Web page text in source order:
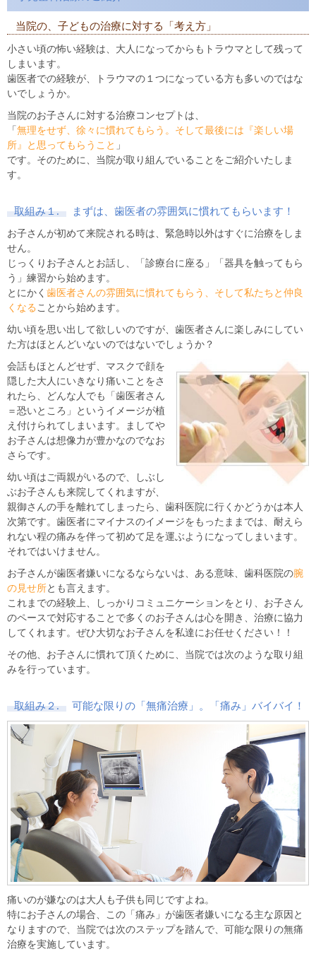
当院の、子どもの治療に対する「考え方」
小さい頃の怖い経験は、大人になってからもトラウマとして残って
しまいます。
歯医者での経験が、トラウマの１つになっている方も多いのではな
いでしょうか。
当院のお子さんに対する治療コンセプトは、
「 無理をせず、徐々に慣れてもらう。そして最後には『楽しい場
所』と思ってもらうこと 」
です。そのために、当院が取り組んでいることをご紹介いたしま
す。
取組み１.
まずは、歯医者の雰囲気に慣れてもらいます！
お子さんが初めて来院される時は、緊急時以外はすぐに治療をしま
せん。
じっくりお子さんとお話し、「診療台に座る」「器具を触ってもら
う」練習から始めます。
とにかく 歯医者さんの雰囲気に慣れてもらう、そして私たちと仲良
くなる ことから始めます。
幼い頃を思い出して欲しいのですが、歯医者さんに楽しみにしてい
た方はほとんどいないのではないでしょうか？
会話もほとんどせず、マスクで顔を
隠した大人にいきなり痛いことをさ
れたら、どんな人でも「歯医者さん
＝恐いところ」というイメージが植
え付けられてしまいます。ましてや
お子さんは想像力が豊かなのでなお
さらです。
幼い頃はご両親がいるので、しぶし
ぶお子さんも来院してくれますが、
親御さんの手を離れてしまったら、歯科医院に行くかどうかは本人
次第です。歯医者にマイナスのイメージをもったままでは、耐えら
れない程の痛みを伴って初めて足を運ぶようになってしまいます。
それではいけません。
お子さんが歯医者嫌いになるならないは、ある意味、歯科医院の腕
の見せ所とも言えます。
これまでの経験上、しっかりコミュニケーションをとり、お子さん
のペースで対応することで多くのお子さんは心を開き、治療に協力
してくれます。ぜひ大切なお子さんを私達にお任せください！！
その他、お子さんに慣れて頂くために、当院では次のような取り組
みを行っています。
取組み２. 可能な限りの「無痛治療」。「痛み」バイバイ！
痛いのが嫌なのは大人も子供も同じですよね。
特にお子さんの場合、この「痛み」が歯医者嫌いになる主な原因と
なりますので、当院では次のステップを踏んで、可能な限りの無痛
治療を実施しています。